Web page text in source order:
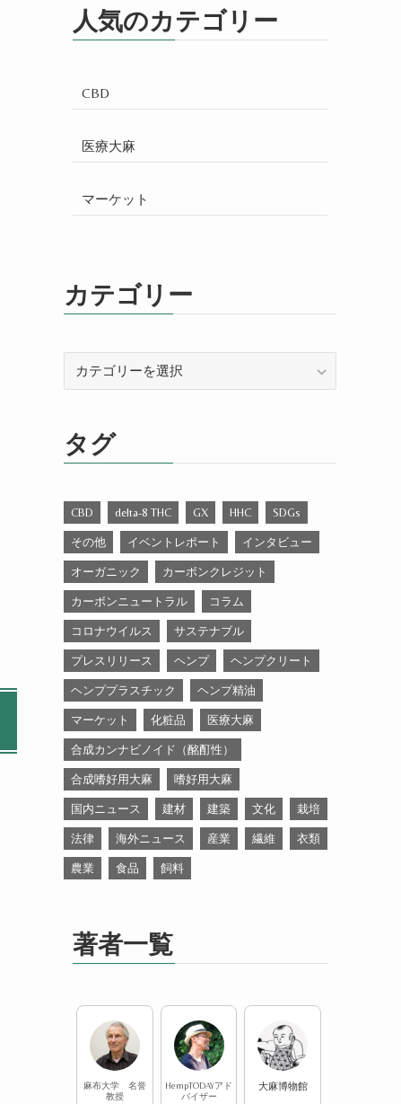
人気のカテゴリー
CBD
医療大麻
マーケット
カテゴリー
ー
タグ
CBD delta-8 THC GX HHC SDGs
その他 イベントレポート インタビュー
オーガニック カーボンクレジット
カーボンニュートラル コラム
コロナウイルス サステナブル
プレスリリース ヘンプ ヘンプクリート
ヘンププラスチック ヘンプ精油
マーケット 化粧品 医療大麻
合成カンナビノイド（酩酊性）
合成嗜好用大麻 嗜好用大麻
国内ニュース 建材 建築 文化 栽培
法律 海外ニュース 産業 繊維 衣類
農業 食品 飼料
著者一覧
麻布大学 名誉
教授
HempTODAYアド
バイザー
大麻博物館